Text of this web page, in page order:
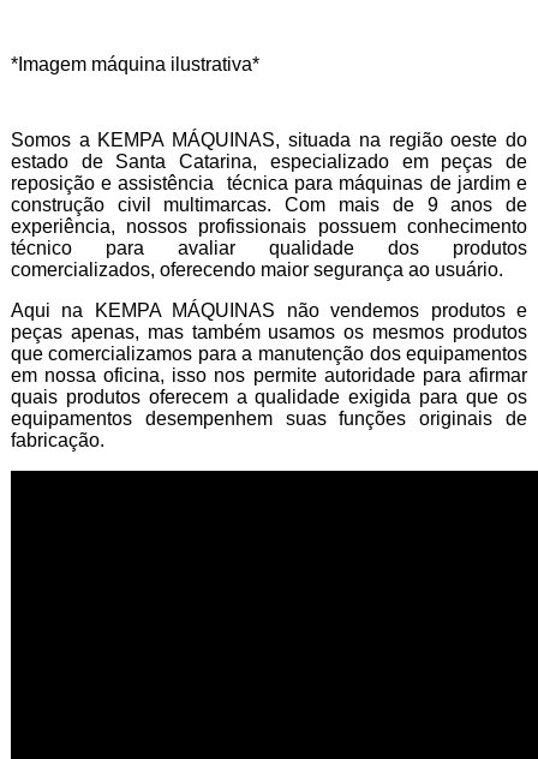
*Imagem máquina ilustrativa*
Somos a KEMPA MÁQUINAS, situada na região oeste do
estado de Santa Catarina, especializado em peças de
reposição e assistência técnica para máquinas de jardim e
construção civil multimarcas. Com mais de 9 anos de
experiência, nossos profissionais possuem conhecimento
técnico para avaliar qualidade dos produtos
comercializados, oferecendo maior segurança ao usuário.
Aqui na KEMPA MÁQUINAS não vendemos produtos e
peças apenas, mas também usamos os mesmos produtos
que comercializamos para a manutenção dos equipamentos
em nossa oficina, isso nos permite autoridade para afirmar
quais produtos oferecem a qualidade exigida para que os
equipamentos desempenhem suas funções originais de
fabricação.